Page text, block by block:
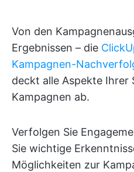
Von den
Ergebnissen – die
Kampagnen-
deckt alle Aspekte Ihrer
Kampagnen ab.
Verfolgen Sie
Sie wichtige
Möglichkeiten zur